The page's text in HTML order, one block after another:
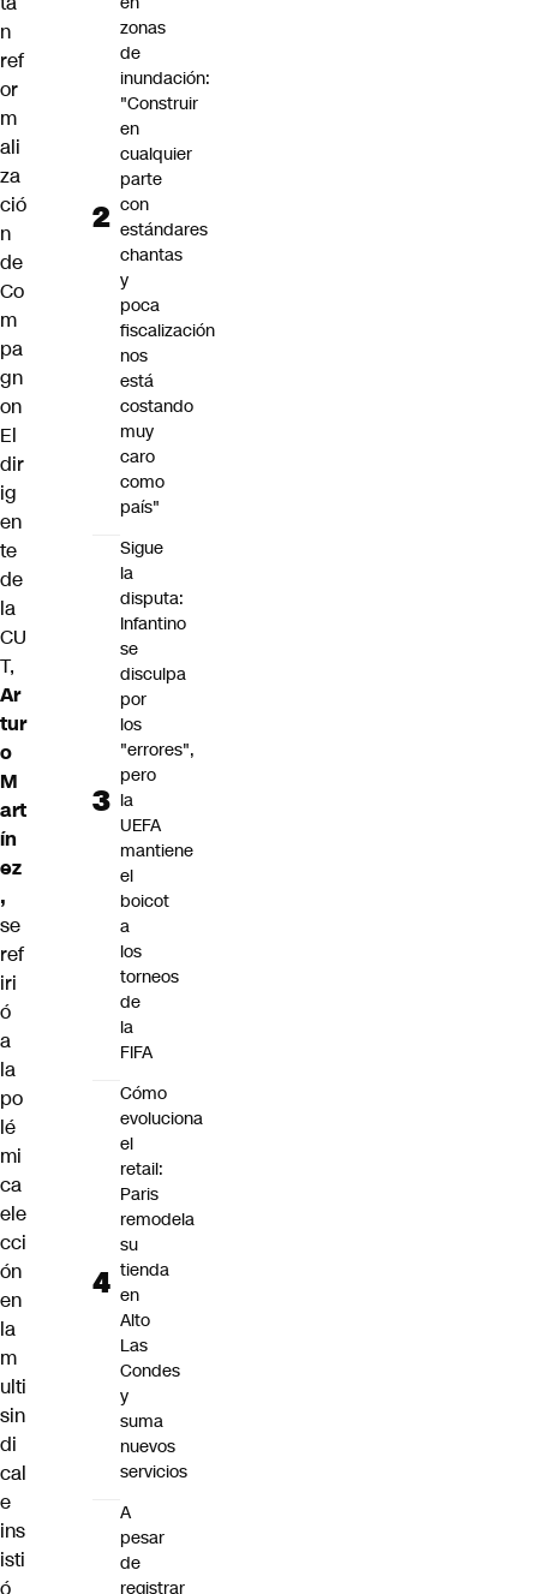
n
ref
or
m
ali
za
ció
n
de
Co
m
pa
gn
on
El
dir
ig
en
te
de
la
CU
T,
Ar
tur
o
M
art
ín
ez
,
se
ref
iri
ó
a
la
po
lé
mi
ca
ele
cci
ón
en
la
m
ulti
sin
di
cal
e
ins
isti
ó
zonas
de
inundación:
"Construir
en
cualquier
parte
con
estándares
chantas
y
poca
fiscalización
nos
está
costando
muy
caro
como
país"
Sigue
la
disputa:
Infantino
se
disculpa
por
los
"errores",
pero
la
UEFA
mantiene
el
boicot
a
los
torneos
de
la
FIFA
Cómo
evoluciona
el
retail:
Paris
remodela
su
tienda
en
Alto
Las
Condes
y
suma
nuevos
servicios
A
pesar
de
registrar